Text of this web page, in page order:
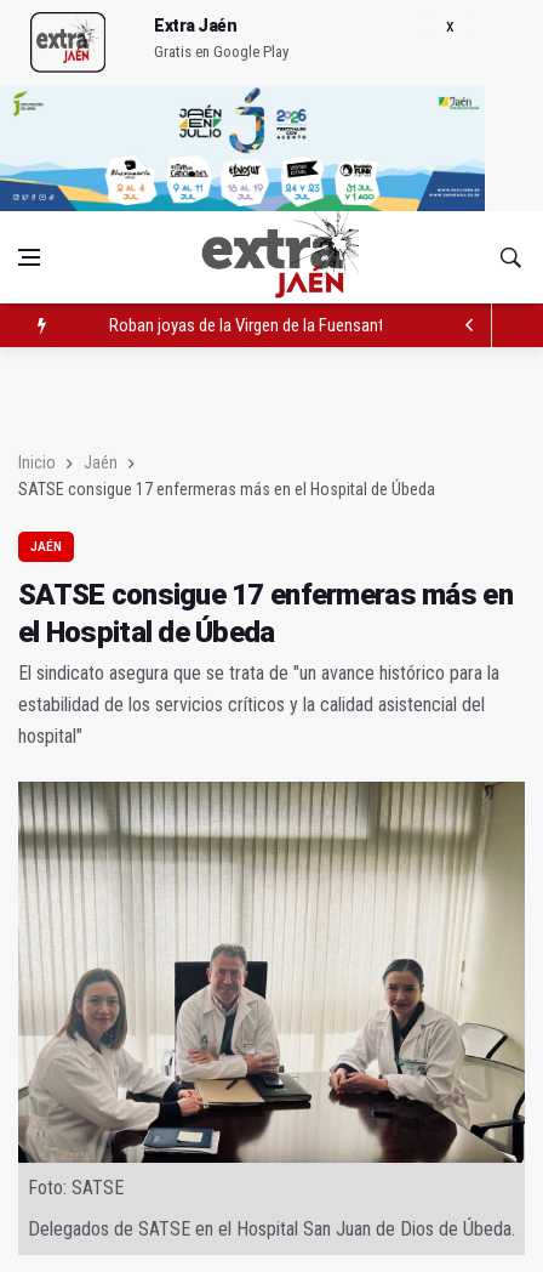
Extra Jaén
Gratis en Google Play
Roban joyas de la Virgen de la Fuensanta Coronada de
El PSOE acusa al PP de "apuntarse el tanto" de los datos de
Inicio
Jaén
SATSE consigue 17 enfermeras más en el Hospital de Úbeda
JAÉN
SATSE consigue 17 enfermeras más en
el Hospital de Úbeda
El sindicato asegura que se trata de "un avance histórico para la
estabilidad de los servicios críticos y la calidad asistencial del
hospital"
Foto: SATSE
Delegados de SATSE en el Hospital San Juan de Dios de Úbeda.